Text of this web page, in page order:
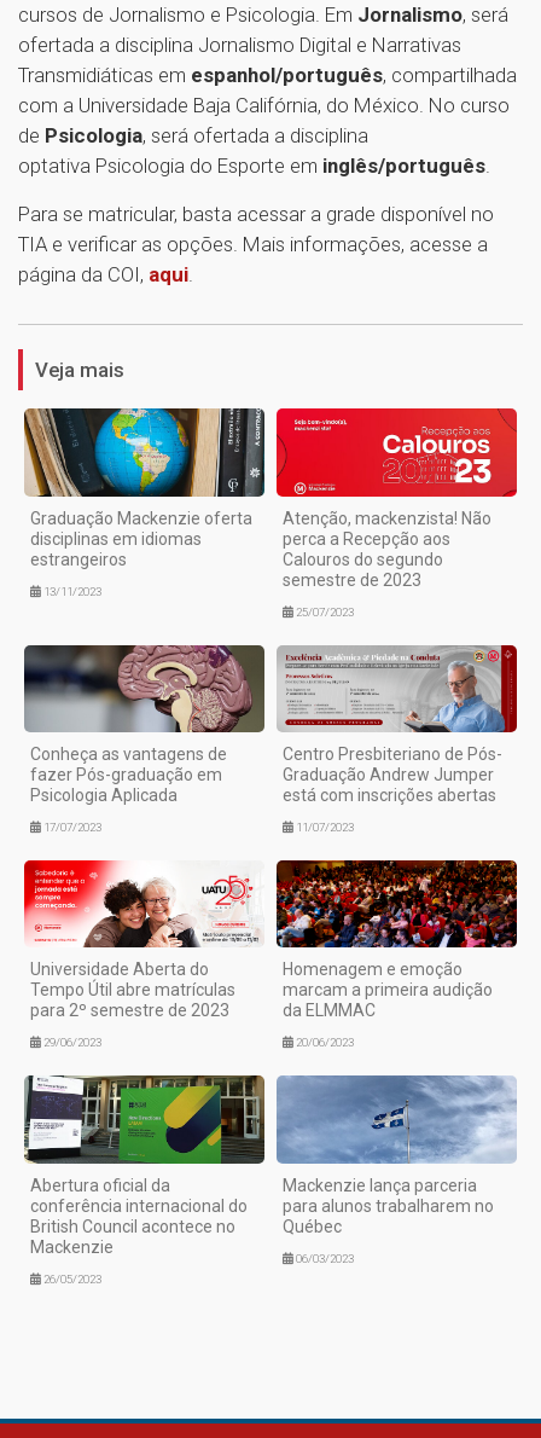
cursos de Jornalismo e Psicologia. Em Jornalismo, será
ofertada a disciplina Jornalismo Digital e Narrativas
Transmidiáticas em espanhol/português, compartilhada
com a Universidade Baja Califórnia, do México. No curso
de Psicologia, será ofertada a disciplina
optativa Psicologia do Esporte em inglês/português.
Para se matricular, basta acessar a grade disponível no
TIA e verificar as opções. Mais informações, acesse a
página da COI, aqui.
Veja mais
Graduação Mackenzie oferta
disciplinas em idiomas
estrangeiros
13/11/2023
Atenção, mackenzista! Não
perca a Recepção aos
Calouros do segundo
semestre de 2023
25/07/2023
Conheça as vantagens de
fazer Pós-graduação em
Psicologia Aplicada
17/07/2023
Centro Presbiteriano de Pós-
Graduação Andrew Jumper
está com inscrições abertas
11/07/2023
Universidade Aberta do
Tempo Útil abre matrículas
para 2º semestre de 2023
29/06/2023
Homenagem e emoção
marcam a primeira audição
da ELMMAC
20/06/2023
Abertura oficial da
conferência internacional do
British Council acontece no
Mackenzie
26/05/2023
Mackenzie lança parceria
para alunos trabalharem no
Québec
06/03/2023